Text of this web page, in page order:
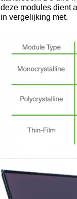
deze modules dient
in vergelijking met.